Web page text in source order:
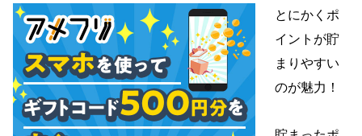
とにかくポ
イントが貯
まりやすい
のが魅力！